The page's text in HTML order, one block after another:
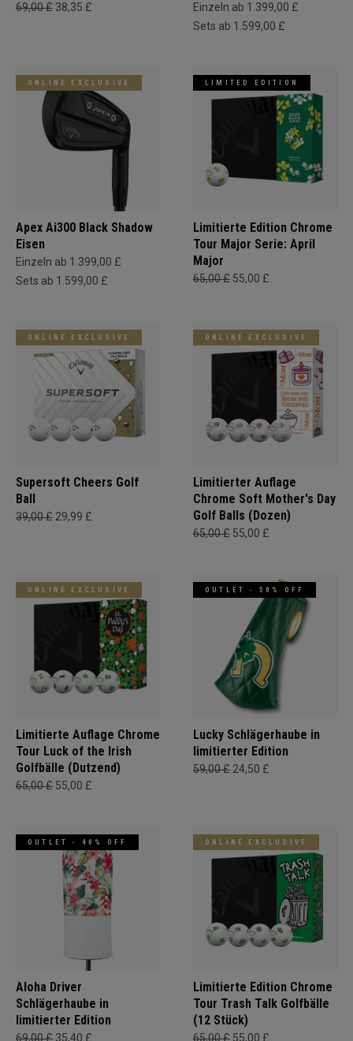
69,00 £ 38,35 £
Einzeln ab 1.399,00 £
Sets ab 1.599,00 £
ONLINE EXCLUSIVE
Apex Ai300 Black Shadow
Eisen
Einzeln ab 1.399,00 £
Sets ab 1.599,00 £
LIMITED EDITION
Limitierte Edition Chrome
Tour Major Serie: April
Major
65,00 £ 55,00 £
ONLINE EXCLUSIVE
Supersoft Cheers Golf
Ball
39,00 £ 29,99 £
ONLINE EXCLUSIVE
Limitierter Auflage
Chrome Soft Mother's Day
Golf Balls (Dozen)
65,00 £ 55,00 £
ONLINE EXCLUSIVE
Limitierte Auflage Chrome
Tour Luck of the Irish
Golfbälle (Dutzend)
65,00 £ 55,00 £
OUTLET - 50% OFF
Lucky Schlägerhaube in
limitierter Edition
59,00 £ 24,50 £
OUTLET - 40% OFF
Aloha Driver
Schlägerhaube in
limitierter Edition
69,00 £ 35,40 £
ONLINE EXCLUSIVE
Limitierte Edition Chrome
Tour Trash Talk Golfbälle
(12 Stück)
65,00 £ 55,00 £